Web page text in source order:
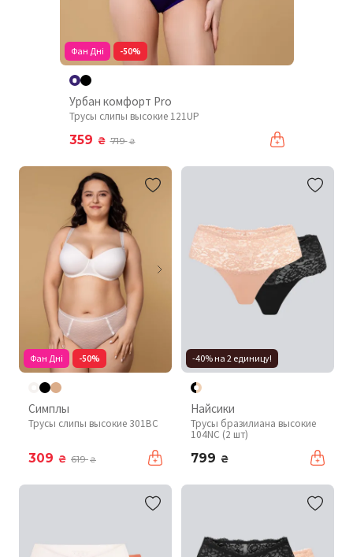
Фан Дні -50%
Урбан комфорт Pro
Трусы слипы высокие 121UP
359 ₴ 719₴
Фан Дні -50%
Симплы
Трусы слипы высокие 301BC
309 ₴ 619₴
-40% на 2 единицу!
Найсики
Трусы бразилиана высокие
104NC (2 шт)
799 ₴